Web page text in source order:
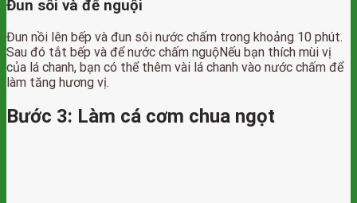
Đun sôi và để nguội
Đun nồi lên bếp và đun sôi nước chấm trong khoảng 10 phút.
Sau đó tắt bếp và để nước chấm nguộNếu bạn thích mùi vị
của lá chanh, bạn có thể thêm vài lá chanh vào nước chấm để
làm tăng hương vị.
Bước 3: Làm cá cơm chua ngọt